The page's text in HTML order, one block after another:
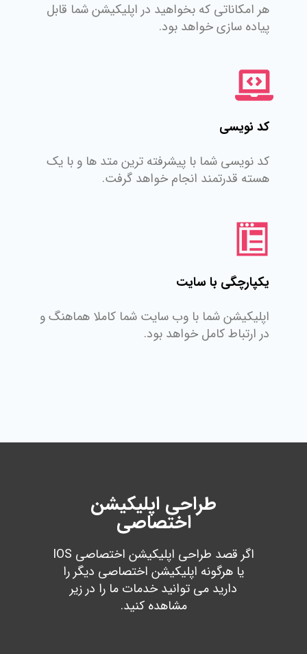
هر امکاناتی که بخواهید در اپلیکیشن شما قابل
پیاده سازی خواهد بود.
کد نویسی
کد نویسی شما با پیشرفته ترین متد ها و با یک
هسته قدرتمند انجام خواهد گرفت.
یکپارچگی با سایت
اپلیکیشن شما با وب سایت شما کاملا هماهنگ و
در ارتباط کامل خواهد بود.
طراحی اپلیکیشن
اختصاصی
اگر قصد طراحی اپلیکیشن اختصاصی IOS
یا هرگونه اپلیکیشن اختصاصی دیگر را
دارید می توانید خدمات ما را در زیر
مشاهده کنید.